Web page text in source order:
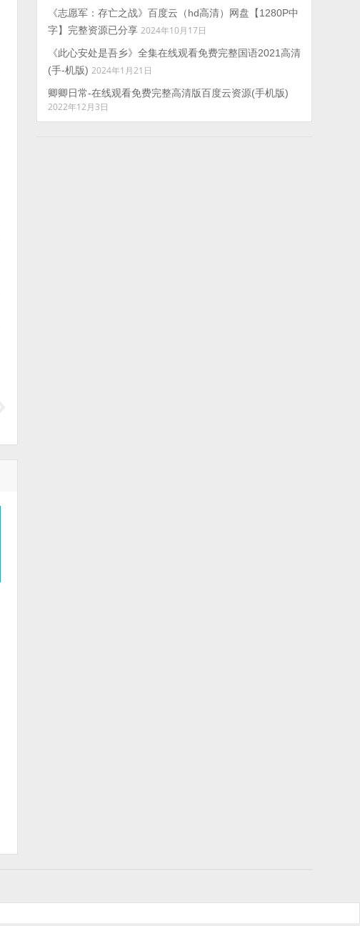
《志愿军：存亡之战》百度云（hd高清）网盘【1280P中
字】完整资源已分享 2024年10月17日
《此心安处是吾乡》全集在线观看免费完整国语2021高清
(手-机版) 2024年1月21日
卿卿日常-在线观看免费完整高清版百度云资源(手机版)
2022年12月3日